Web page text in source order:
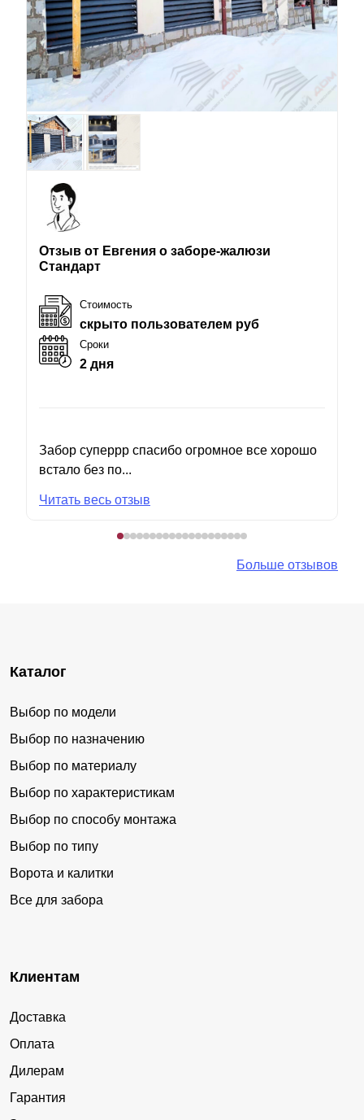
Отзыв от Евгения о заборе-жалюзи
Стандарт
Стоимость
скрыто пользователем руб
Сроки
2 дня
Забор суперрр спасибо огромное все хорошо
встало без по...
Читать весь отзыв
Больше отзывов
Каталог
Выбор по модели
Выбор по назначению
Выбор по материалу
Выбор по характеристикам
Выбор по способу монтажа
Выбор по типу
Ворота и калитки
Все для забора
Клиентам
Доставка
Оплата
Дилерам
Гарантия